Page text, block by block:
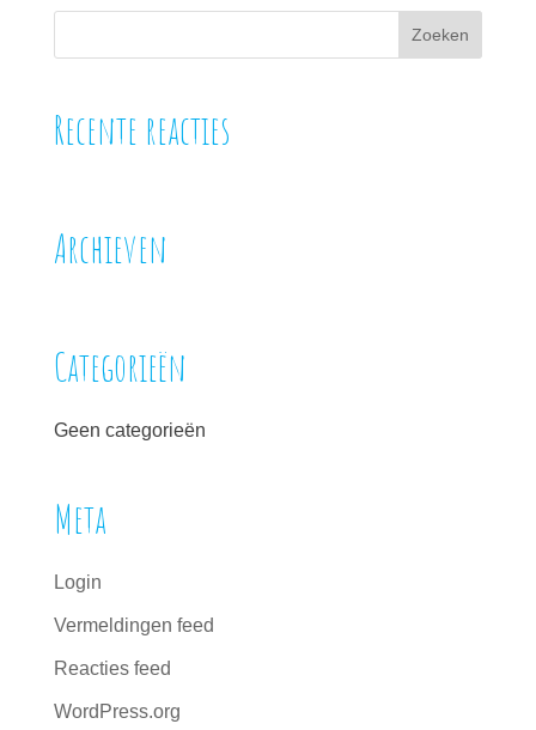
Recente reacties
Archieven
Categorieën
Geen categorieën
Meta
Login
Vermeldingen feed
Reacties feed
WordPress.org